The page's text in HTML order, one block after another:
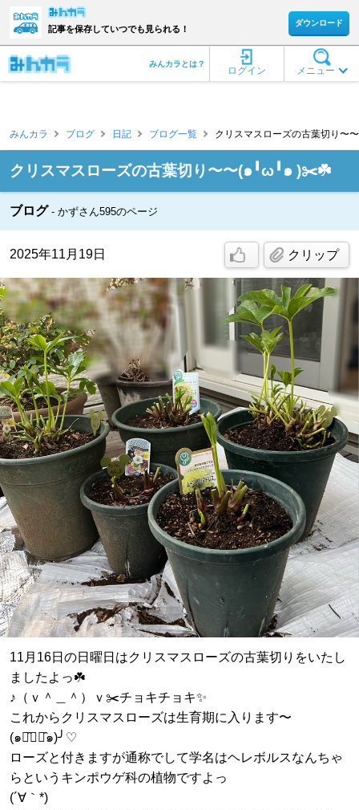
記事を保存していつでも見られる！
ダウンロード
メニュー
ログイン
みんカラとは？
みんカラ ブログ 日記 ブログ一覧 クリスマスローズの古葉切り
クリスマスローズの古葉切り〜〜(๑╹ω╹๑ )✂️☘️
ブログ かずさん595のページ
2025年11月19日 クリップ
11月16日の日曜日はクリスマスローズの古葉切りをいたし
ましたよっ☘️
♪（ｖ＾＿＾）ｖ✂️チョキチョキ✨
これからクリスマスローズは生育期に入ります〜
(๑･̑◡･̑๑)╯♡
ローズと付きますが通称でして学名はヘレボルスなんちゃ
らというキンポウゲ科の植物ですよっ
(´∀｀*)